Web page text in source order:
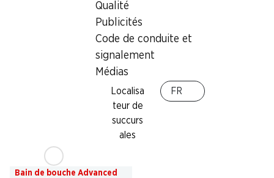
Qualité
Publicités
Code de conduite et
signalement
Médias
Localisa
teur de
succurs
ales
FR
* Également sur les prix
promotionnels! Non cumulable
avec d’autres bons et rabais
au lieu de 13.20
Bain de bouche Advanced